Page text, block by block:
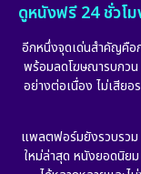
ดูหนังฟรี 24 ชั่วโ
อีกหนึ่งจุดเด่นสำคัญคือ
พร้อมลดโฆษณารบกวน
อย่างต่อเนื่อง ไม่เสียอ
แพลตฟอร์มยังรวบรวม
ใหม่ล่าสุด หนังยอดนิย